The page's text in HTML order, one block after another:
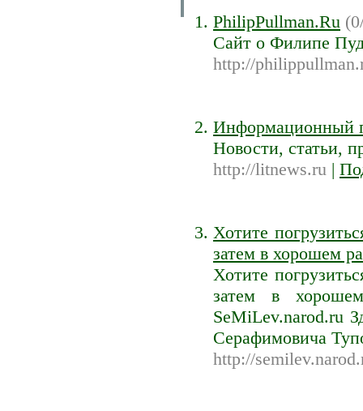
PhilipPullman.Ru
Сайт о Филипе
http://
Информационный
Новости, статьи,
http://litnews.ru |
Хотите
затем в хорошем
Хотите
затем в
SeMiLev.narod.ru
Серафимовича
http://